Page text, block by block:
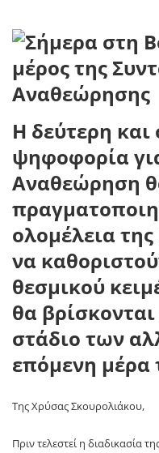
Η δεύτερη και
ψηφοφορία
Αναθεώρηση
ολομέλεια
να
θεσμικού
θα
στάδιο των
επόμενη μέρα
Της Χρύσας Σκουρολιάκου,
Πριν τελεστεί η διαδικασία